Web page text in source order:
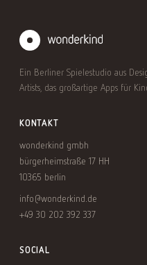
Ein Berliner Spielestudio aus
Artists, das großartige Apps für
KONTAKT
wonderkind gmbh
bürgerheimstraße 17 HH
10365 berlin
info@wonderkind.de
+49 30 202 392 337
SOCIAL